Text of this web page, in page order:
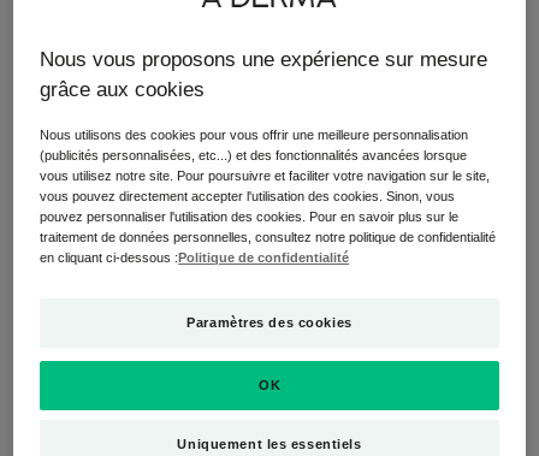
2.3.Pour participer au Jeu, le Participant devra
effectuer les étapes suivantes :
(i)Se connecter au Site via un navigateur web et
consulter la rubrique dédiée au Jeu ;
(ii)Le Participant devra réaliser chacune des étapes
suivantes :
LE CONSOMMATEUR DOIT CLIQUER SUR LE CTA POUR
VERS UNE PAGE DU SITE A-DERMA BELGIQUE. IL DOIT
REMPLIR UN FORMULAIRE. EN FONCTION DES
Nous vous proposons une expérience sur mesure
grâce aux cookies
Nous utilisons des cookies pour vous offrir une meilleure personnalisation
(publicités personnalisées, etc...) et des fonctionnalités avancées lorsque
vous utilisez notre site. Pour poursuivre et faciliter votre navigation sur le site,
vous pouvez directement accepter l'utilisation des cookies. Sinon, vous
pouvez personnaliser l'utilisation des cookies. Pour en savoir plus sur le
traitement de données personnelles, consultez notre politique de confidentialité
en cliquant ci-dessous :Politique de confidentialité
Paramètres des cookies
Uniquement les essentiels
OK